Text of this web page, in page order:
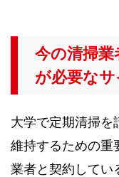
今の清掃業
が必要なサ
大学で定期清掃を
維持するための重
業者と契約してい